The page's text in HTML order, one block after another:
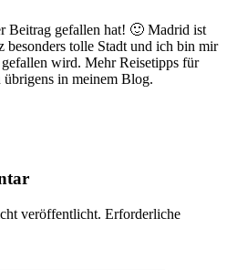
Beitrag gefallen hat! 🙂 Madrid ist
besonders tolle Stadt und ich bin mir
gefallen wird. Mehr Reisetipps für
in meinem Blog.
veröffentlicht. Erforderliche